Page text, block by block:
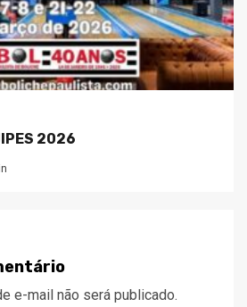
2026
e-mail não será publicado.